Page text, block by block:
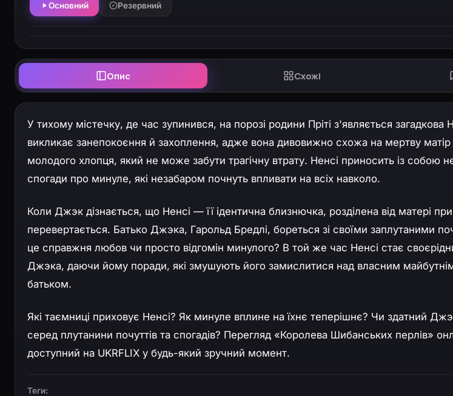
Основний Резервний
Опис Схожі
У тихому містечку, де час зупинився, на порозі родини Пріті з'являється загадкова
викликає занепокоєння й захоплення, адже вона дивовижно схожа на мертву
молодого хлопця, який не може забути трагічну втрату. Ненсі приносить із собою
спогади про минуле, які незабаром почнуть впливати на всіх навколо.
Коли Джэк дізнається, що Ненсі — її ідентична близнючка, розділена від матері
перевертається. Батько Джэка, Гарольд Бредлі, бореться зі своїми заплутаними
це справжня любов чи просто відгомін минулого? В той же час Ненсі стає
Джэка, даючи йому поради, які змушують його замислитися над власним
батьком.
Які таємниці приховує Ненсі? Як минуле вплине на їхнє теперішнє? Чи здатний
серед плутанини почуттів та спогадів? Перегляд «Королева Шибанських перлів»
доступний на UKRFLIX у будь-який зручний момент.
Теги: